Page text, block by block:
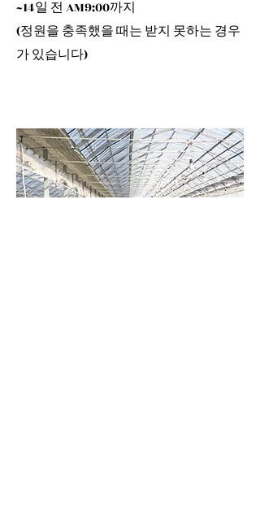
~14일 전 AM9:00까지
​(정원을 충족했을 때는 받지 못하는 경우
가 있습니다)